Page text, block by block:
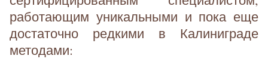
работающим уникальными и пока еще
достаточно редкими в Калиниграде
методами: